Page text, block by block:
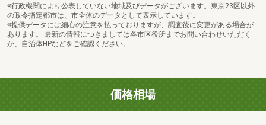
※行政機関により公表していない地域及びデータがございます。東京23区以外
の政令指定都市は、市全体のデータとして表示しています。
※提供データには細心の注意を払っておりますが、調査後に変更がある場合が
あります。 最新の情報につきましては各市区役所までお問い合わせいただく
か、自治体HPなどをご確認ください。
価格相場